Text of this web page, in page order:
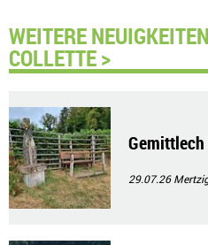
WEITERE
COLLETTE >
Gemittlech
29.07.26